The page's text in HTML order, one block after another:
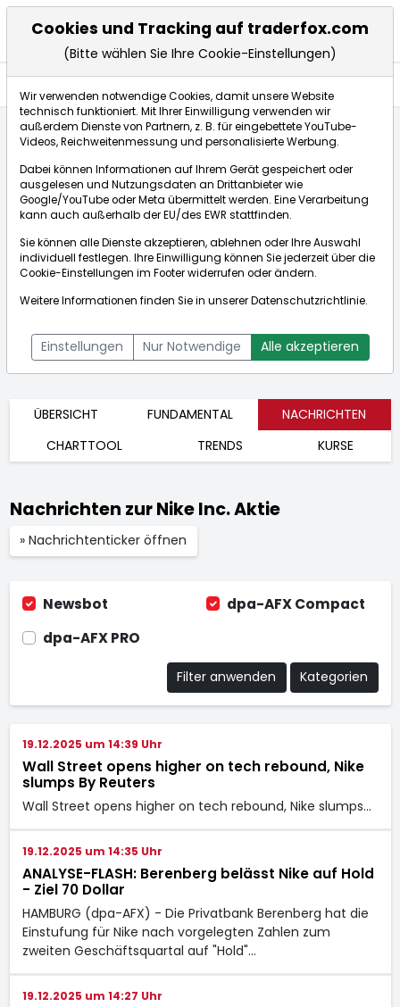
Börse:
US6541061031]
Aktienkurse
Bid:35,980€Ask:36,170€
ÜBERSICHT FUNDAMENTAL
NACHRICHTEN
CHARTTOOL
TRENDS KURSE
Nachrichten zur Nike Inc. Aktie
» Nachrichtenticker öffnen
Newsbot
dpa-AFX Compact
dpa-AFX PRO
Filter anwenden Kategorien
19.12.2025 um 14:39 Uhr
Wall Street opens higher on tech rebound, Nike
slumps By Reuters
Wall Street opens higher on tech rebound, Nike slumps…
19.12.2025 um 14:35 Uhr
ANALYSE-FLASH: Berenberg belässt Nike auf Hold
- Ziel 70 Dollar
HAMBURG (dpa-AFX) - Die Privatbank Berenberg hat die
Einstufung für Nike nach vorgelegten Zahlen zum
zweiten Geschäftsquartal auf "Hold"…
19.12.2025 um 14:27 Uhr
Cookies und Tracking auf traderfox.com
(Bitte wählen Sie Ihre Cookie-Einstellungen)
Wir verwenden notwendige Cookies, damit unsere Website
technisch funktioniert. Mit Ihrer Einwilligung verwenden wir
außerdem Dienste von Partnern, z. B. für eingebettete YouTube-
Videos, Reichweitenmessung und personalisierte Werbung.
Dabei können Informationen auf Ihrem Gerät gespeichert oder
ausgelesen und Nutzungsdaten an Drittanbieter wie
Google/YouTube oder Meta übermittelt werden. Eine Verarbeitung
kann auch außerhalb der EU/des EWR stattfinden.
Sie können alle Dienste akzeptieren, ablehnen oder Ihre Auswahl
individuell festlegen. Ihre Einwilligung können Sie jederzeit über die
Cookie-Einstellungen im Footer widerrufen oder ändern.
Weitere Informationen finden Sie in unsererDatenschutzrichtlinie.
Einstellungen Nur Notwendige Alle akzeptieren